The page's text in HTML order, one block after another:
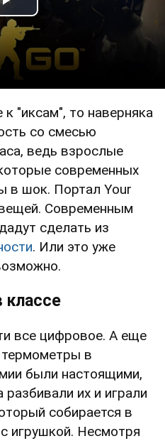
Play Video
"иксам", то наверняка
со смесью
ведь взрослые
современных
в шок. Портал Your
Современным
сделать из
. Или это уже
классе
все цифровое. А еще
термометры в
были настоящими,
их и играли
собирается в
игрушкой. Несмотря